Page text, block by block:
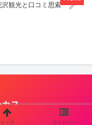
観光と口コミ思索
ス
カス.
トップ サイドバー